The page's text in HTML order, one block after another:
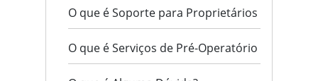
O que é Soporte para Proprietários
O que é Serviços de Pré-Operatório